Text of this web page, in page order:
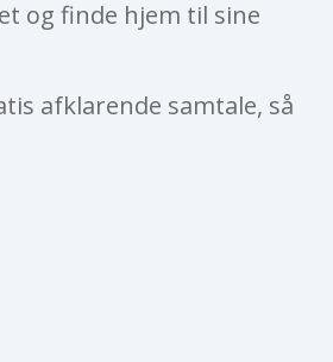
og finde hjem til sine
afklarende samtale, så